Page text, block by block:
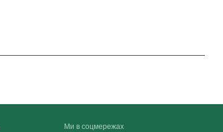
Ми в соцмережах